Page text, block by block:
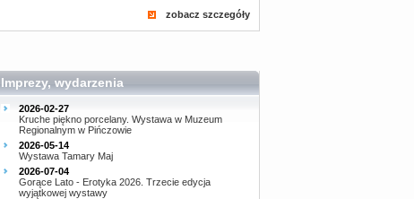
zobacz szczegóły
Imprezy, wydarzenia
2026-02-27
Kruche piękno porcelany. Wystawa w Muzeum
Regionalnym w Pińczowie
2026-05-14
Wystawa Tamary Maj
2026-07-04
Gorące Lato - Erotyka 2026. Trzecie edycja
wyjątkowej wystawy